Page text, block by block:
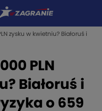
zysku w kwietniu? Białoruś i
PLN
Białoruś i
o 659